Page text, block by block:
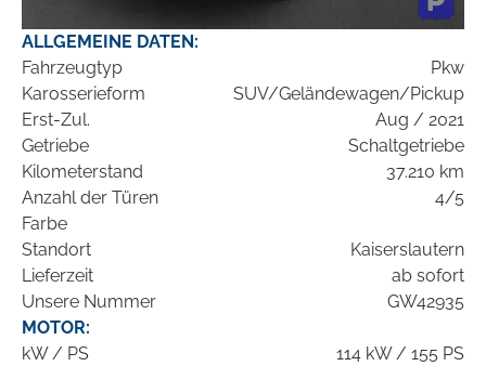
ALLGEMEINE DATEN:
Fahrzeugtyp
Pkw
Karosserieform
SUV/Geländewagen/Pickup
Erst-Zul.
Aug / 2021
Getriebe
Schaltgetriebe
Kilometerstand
37.210 km
Anzahl der Türen
4/5
Farbe
Standort
Kaiserslautern
Lieferzeit
ab sofort
Unsere Nummer
GW42935
MOTOR:
kW / PS
114 kW / 155 PS